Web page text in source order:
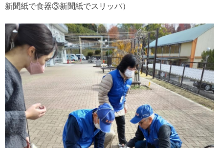
新聞紙で食器③新聞紙でスリッパ）